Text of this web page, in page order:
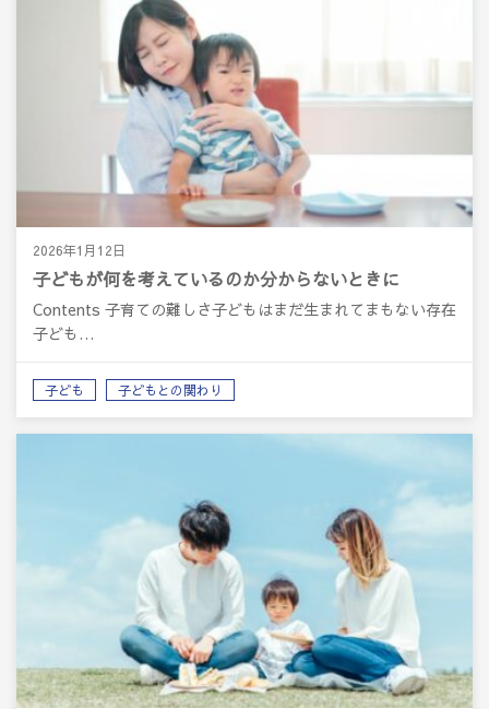
2026年1月12日
子どもが何を考えているのか分からないときに
Contents 子育ての難しさ子どもはまだ生まれてまもない存在
子ども…
子ども 子どもとの関わり